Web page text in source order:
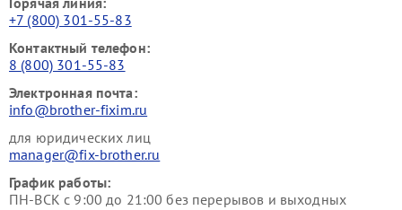
+7 (800) 301-55-83
Контактный телефон:
8 (800) 301-55-83
Электронная почта:
info@brother-fixim.ru
для юридических лиц
manager@fix-brother.ru
График работы:
ПН-ВСК с 9:00 до 21:00 без перерывов и выходных